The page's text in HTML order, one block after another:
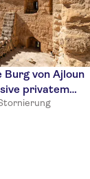
von Ajloun
privatem